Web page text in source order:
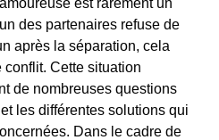
est rarement un
des partenaires refuse de
après la séparation, cela
conflit. Cette situation
de nombreuses questions
les différentes solutions qui
Dans le cadre de